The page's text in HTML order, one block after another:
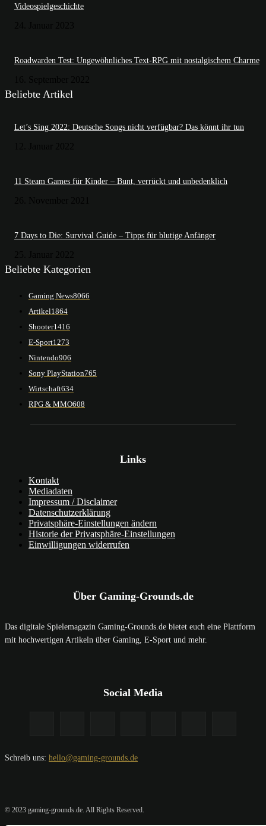
Videospielgeschichte
Roadwarden Test: Ungewöhnliches Text-RPG mit nostalgischem Charme
Beliebte Artikel
Let’s Sing 2022: Deutsche Songs nicht verfügbar? Das könnt ihr tun
11 Steam Games für Kinder – Bunt, verrückt und unbedenklich
7 Days to Die: Survival Guide – Tipps für blutige Anfänger
Beliebte Kategorien
Gaming News8066
Artikel1864
Shooter1416
E-Sport1273
Nintendo906
Sony PlayStation765
Wirtschaft634
RPG & MMO608
Links
Kontakt
Mediadaten
Impressum / Disclaimer
Datenschutzerklärung
Privatsphäre-Einstellungen ändern
Historie der Privatsphäre-Einstellungen
Einwilligungen widerrufen
Über Gaming-Grounds.de
Das digitale Spielemagazin Gaming-Grounds.de bietet euch eine Plattform
mit hochwertigen Artikeln über Gaming, E-Sport und mehr.
Social Media
Schreib uns: hello@gaming-grounds.de
© 2023 gaming-grounds.de. All Rights Reserved.